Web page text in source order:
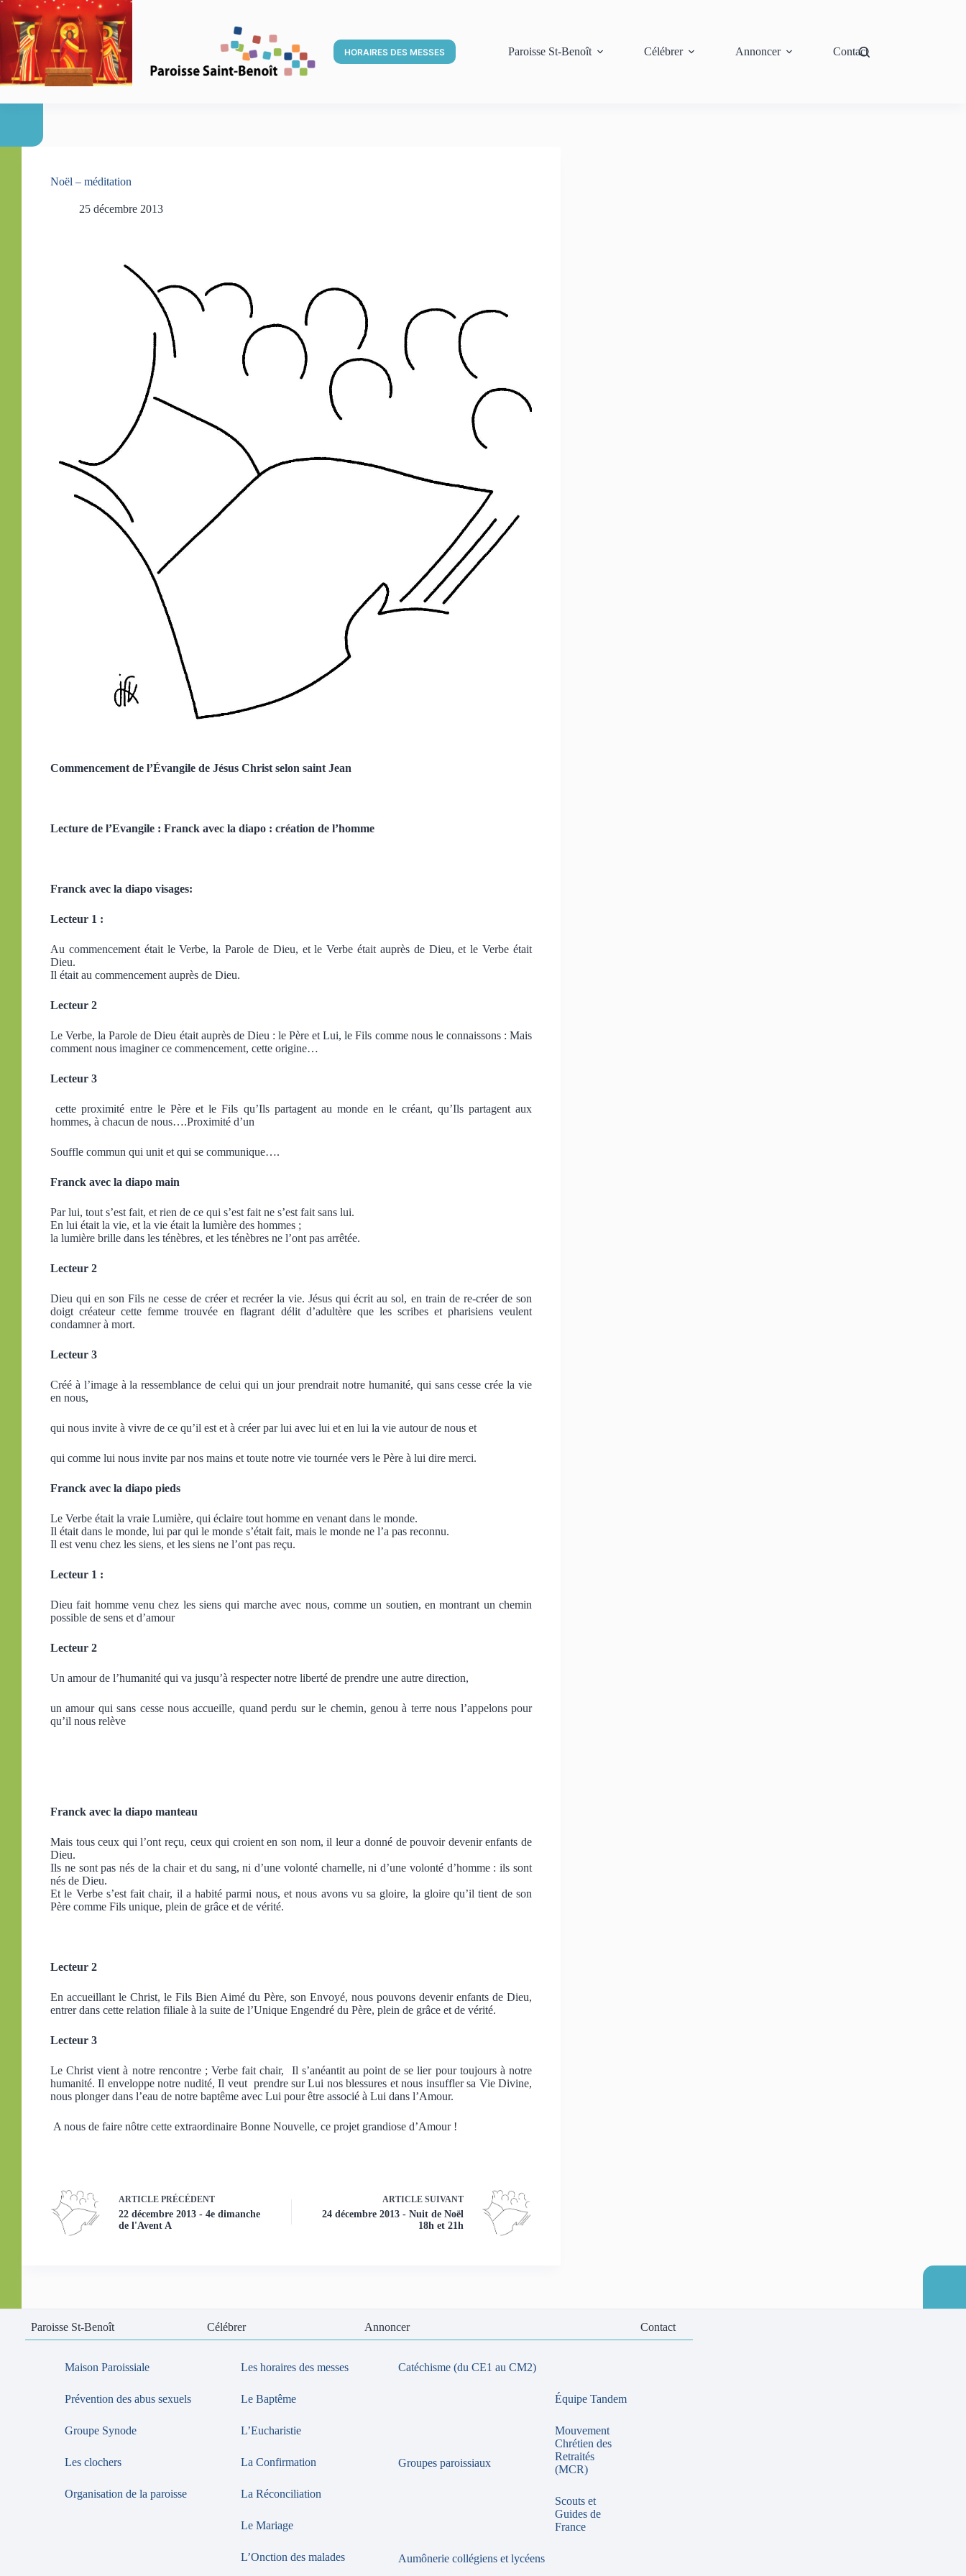
Passer
contenu
HORAIRES DES MESSES Paroisse St-Benoît Célébrer Annoncer Contact
Noël – méditation
25 décembre 2013
Commencement de l’Évangile de Jésus Christ selon saint Jean
Lecture de l’Evangile : Franck avec la diapo : création de l’homme
Franck avec la diapo visages:
Lecteur 1 :
Au commencement était le Verbe, la Parole de Dieu, et le Verbe était auprès de Dieu, et le Verbe était
Dieu.
Il était au commencement auprès de Dieu.
Lecteur 2
Le Verbe, la Parole de Dieu était auprès de Dieu : le Père et Lui, le Fils comme nous le connaissons : Mais
comment nous imaginer ce commencement, cette origine…
Lecteur 3
cette proximité entre le Père et le Fils qu’Ils partagent au monde en le créant, qu’Ils partagent aux
hommes, à chacun de nous….Proximité d’un
Souffle commun qui unit et qui se communique….
Franck avec la diapo main
Par lui, tout s’est fait, et rien de ce qui s’est fait ne s’est fait sans lui.
En lui était la vie, et la vie était la lumière des hommes ;
la lumière brille dans les ténèbres, et les ténèbres ne l’ont pas arrêtée.
Lecteur 2
Dieu qui en son Fils ne cesse de créer et recréer la vie. Jésus qui écrit au sol, en train de re-créer de son
doigt créateur cette femme trouvée en flagrant délit d’adultère que les scribes et pharisiens veulent
condamner à mort.
Lecteur 3
Créé à l’image à la ressemblance de celui qui un jour prendrait notre humanité, qui sans cesse crée la vie
en nous,
qui nous invite à vivre de ce qu’il est et à créer par lui avec lui et en lui la vie autour de nous et
qui comme lui nous invite par nos mains et toute notre vie tournée vers le Père à lui dire merci.
Franck avec la diapo pieds
Le Verbe était la vraie Lumière, qui éclaire tout homme en venant dans le monde.
Il était dans le monde, lui par qui le monde s’était fait, mais le monde ne l’a pas reconnu.
Il est venu chez les siens, et les siens ne l’ont pas reçu.
Lecteur 1 :
Dieu fait homme venu chez les siens qui marche avec nous, comme un soutien, en montrant un chemin
possible de sens et d’amour
Lecteur 2
Un amour de l’humanité qui va jusqu’à respecter notre liberté de prendre une autre direction,
un amour qui sans cesse nous accueille, quand perdu sur le chemin, genou à terre nous l’appelons pour
qu’il nous relève
Franck avec la diapo manteau
Mais tous ceux qui l’ont reçu, ceux qui croient en son nom, il leur a donné de pouvoir devenir enfants de
Dieu.
Ils ne sont pas nés de la chair et du sang, ni d’une volonté charnelle, ni d’une volonté d’homme : ils sont
nés de Dieu.
Et le Verbe s’est fait chair, il a habité parmi nous, et nous avons vu sa gloire, la gloire qu’il tient de son
Père comme Fils unique, plein de grâce et de vérité.
Lecteur 2
En accueillant le Christ, le Fils Bien Aimé du Père, son Envoyé, nous pouvons devenir enfants de Dieu,
entrer dans cette relation filiale à la suite de l’Unique Engendré du Père, plein de grâce et de vérité.
Lecteur 3
Le Christ vient à notre rencontre ; Verbe fait chair, Il s’anéantit au point de se lier pour toujours à notre
humanité. Il enveloppe notre nudité, Il veut prendre sur Lui nos blessures et nous insuffler sa Vie Divine,
nous plonger dans l’eau de notre baptême avec Lui pour être associé à Lui dans l’Amour.
A nous de faire nôtre cette extraordinaire Bonne Nouvelle, ce projet grandiose d’Amour !
ARTICLE PRÉCÉDENT
22 décembre 2013 - 4e dimanche
de l'Avent A
ARTICLE SUIVANT
24 décembre 2013 - Nuit de Noël
18h et 21h
Paroisse St-Benoît
Maison Paroissiale
Prévention des abus sexuels
Groupe Synode
Les clochers
Organisation de la paroisse
Célébrer
Les horaires des messes
Le Baptême
L’Eucharistie
La Confirmation
La Réconciliation
Le Mariage
L’Onction des malades
Annoncer
Catéchisme (du CE1 au CM2)
Groupes paroissiaux
Équipe Tandem
Mouvement
Chrétien des
Retraités
(MCR)
Scouts et
Guides de
France
Aumônerie collégiens et lycéens
Contact